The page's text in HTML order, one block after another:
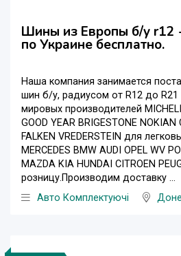
Шины из Европы б/у r12
по Украине бесплатно.
Наша компания занимается
шин б/у, радиусом от R12 до
мировых производителей
GOOD YEAR BRIGESTONE NOKIAN
FALKEN VREDERSTEIN для
MERCEDES BMW AUDI OPEL WV
MAZDA KIA HUNDAI CITROEN
розницу.Производим доставку ...
Авто Комплектуючі